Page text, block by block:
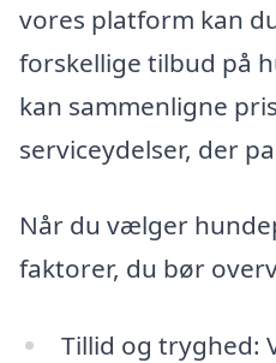
vores platform kan
forskellige tilbud på
kan sammenligne
serviceydelser, der
Når du vælger
faktorer, du bør
Tillid og tryghed: